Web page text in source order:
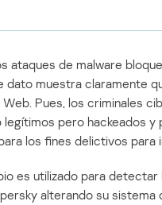
ataques de malware
dato muestra claramente
Pues, los criminales
pero hackeados y
los fines delictivos para
es utilizado para detectar
alterando su sistema